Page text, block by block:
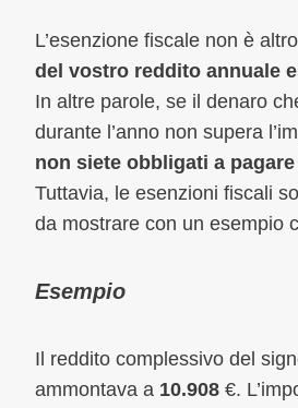
L’esenzione fiscale non è
del vostro reddito annuale
In altre parole, se il denaro
durante l’anno non supera
non siete obbligati a
Tuttavia, le esenzioni fiscali
da mostrare con un esempio
Esempio
Il reddito complessivo del
ammontava a 10.908 €.